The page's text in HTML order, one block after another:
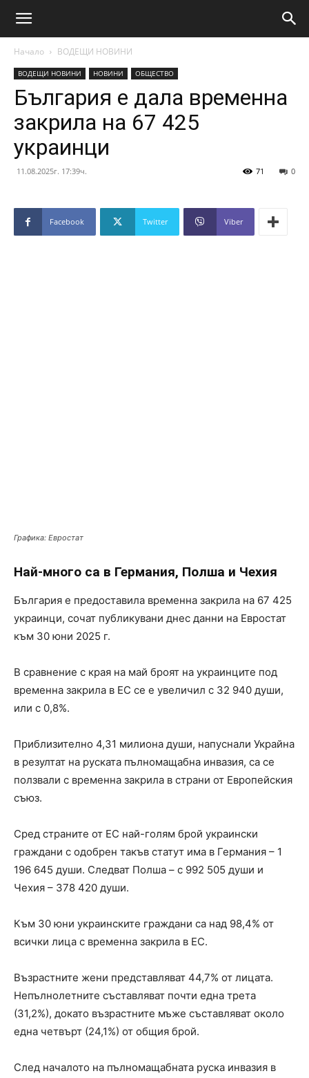
Начало ВОДЕЩИ НОВИНИ
ВОДЕЩИ НОВИНИ НОВИНИ ОБЩЕСТВО
България е дала временна
закрила на 67 425
украинци
11.08.2025г. 17:39ч. 0
71
Facebook Twitter Viber
Графика: Евростат
Най-много са в Германия, Полша и Чехия
България е предоставила временна закрила на 67 425
украинци, сочат публикувани днес данни на Евростат
към 30 юни 2025 г.
В сравнение с края на май броят на украинците под
временна закрила в ЕС се е увеличил с 32 940 души,
или с 0,8%.
Приблизително 4,31 милиона души, напуснали Украйна
в резултат на руската пълномащабна инвазия, са се
ползвали с временна закрила в страни от Европейския
съюз.
Сред страните от ЕС най-голям брой украински
граждани с одобрен такъв статут има в Германия – 1
196 645 души. Следват Полша – с 992 505 души и
Чехия – 378 420 души.
Към 30 юни украинските граждани са над 98,4% от
всички лица с временна закрила в ЕС.
Възрастните жени представляват 44,7% от лицата.
Непълнолетните съставляват почти една трета
(31,2%), докато възрастните мъже съставляват около
една четвърт (24,1%) от общия брой.
След началото на пълномащабната руска инвазия в